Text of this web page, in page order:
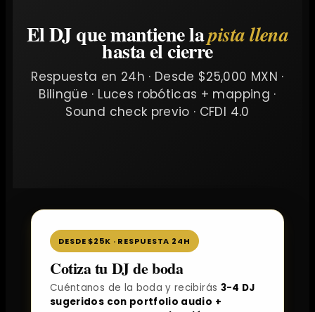
El DJ que mantiene lapista llena
hasta el cierre
Respuesta en 24h · Desde $25,000 MXN ·
Bilingüe · Luces robóticas + mapping ·
Sound check previo · CFDI 4.0
DESDE $25K · RESPUESTA 24H
Cotiza tu DJ de boda
Cuéntanos de la boda y recibirás 3-4 DJ
sugeridos con portfolio audio +